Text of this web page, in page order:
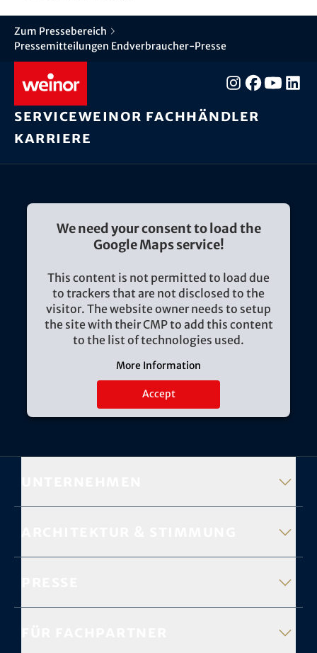
Zum Pressebereich
Pressemitteilungen Endverbraucher-Presse
Serviceweinor Fachhändler
Karriere
We need your consent to load the
Google Maps service!
This content is not permitted to load due
to trackers that are not disclosed to the
visitor. The website owner needs to setup
the site with their CMP to add this content
to the list of technologies used.
More Information
Accept